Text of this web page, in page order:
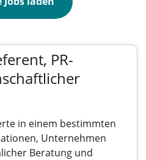
PR-
in einem bestimmten
Unternehmen
Beratung und